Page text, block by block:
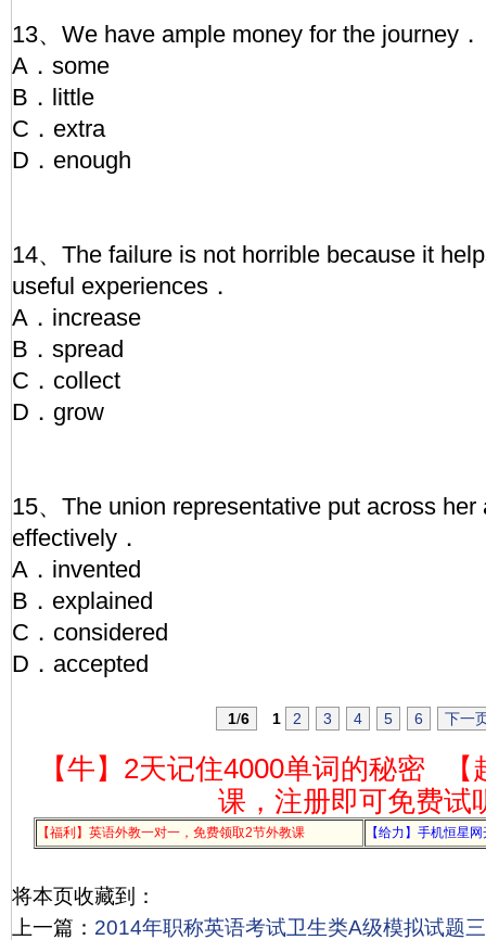
13、We have ample money for the journey．
A．some
B．little
C．extra
D．enough
14、The failure is not horrible because it
useful experiences．
A．increase
B．spread
C．collect
D．grow
15、The union representative put across her
effectively．
A．invented
B．explained
C．considered
D．accepted
1/6 1 2 3 4 5 6 下一
【牛】2天记住4000单词的秘密
课，注册即可免费试
【福利】英语外教一对一，免费领取2节外教课 【给力】手机恒星
将本页收藏到：
上一篇： 2014年职称英语考试卫生类A级模拟试题三